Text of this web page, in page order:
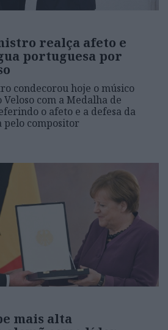
realça afeto e
portuguesa por
condecorou hoje o músico
com a Medalha de
o afeto e a defesa da
compositor
mais alta